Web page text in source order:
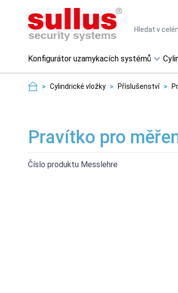
Konfigurátor uzamykacích systémů
> Cylindrické vložky > Příslušenství >
Pravítko pro
Číslo produktu Messlehre